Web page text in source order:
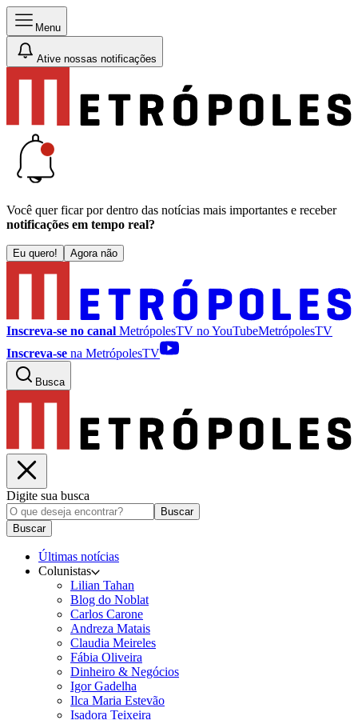
Menu
Ative nossas notificações
Você quer ficar por dentro das notícias mais importantes e receber
notificações em tempo real?
Eu quero! Agora não
Inscreva-se no canal MetrópolesTV noYouTubeMetrópolesTV
Inscreva-se na MetrópolesTV
Busca
Digite sua busca
Buscar
Buscar
Últimas notícias
Colunistas
Lilian Tahan
Blog do Noblat
Carlos Carone
Andreza Matais
Claudia Meireles
Fábia Oliveira
Dinheiro & Negócios
Igor Gadelha
Ilca Maria Estevão
Isadora Teixeira